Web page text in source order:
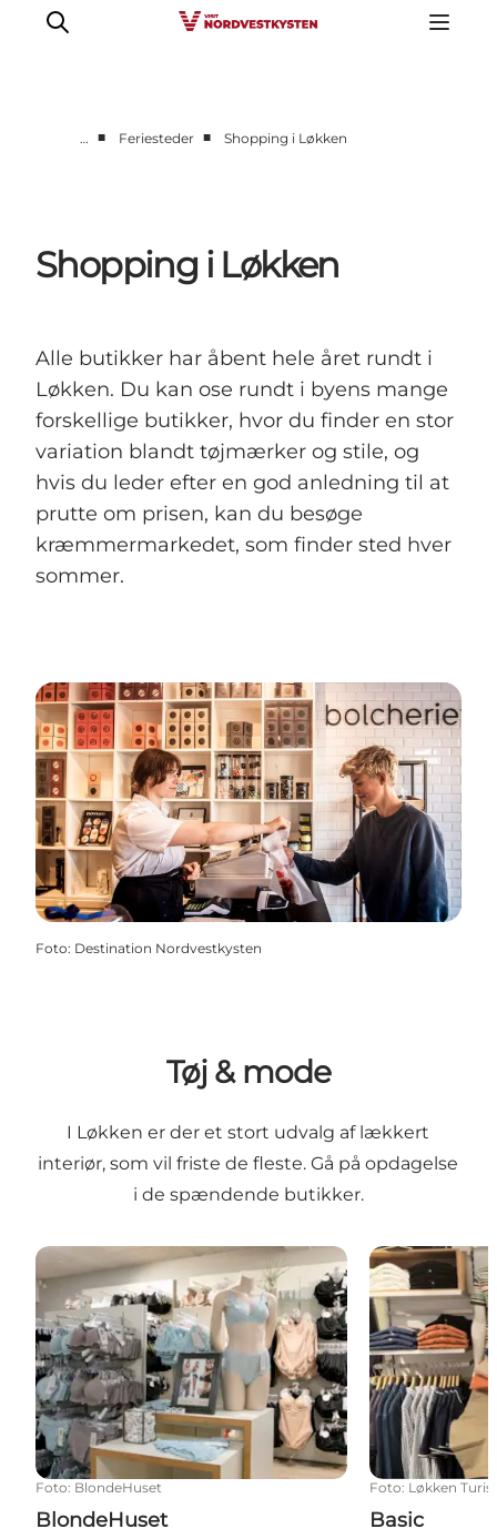
Handicapvenlig ferie
Events
Planlæg din ferie
… ■ Feriesteder ■ Shopping i Løkken
Shopping i Løkken
Alle butikker har åbent hele året rundt i
Løkken. Du kan ose rundt i byens mange
forskellige butikker, hvor du finder en stor
variation blandt tøjmærker og stile, og
hvis du leder efter en god anledning til at
prutte om prisen, kan du besøge
kræmmermarkedet, som finder sted hver
sommer.
Foto: Destination Nordvestkysten
Tøj & mode
I Løkken er der et stort udvalg af lækkert
interiør, som vil friste de fleste. Gå på opdagelse
i de spændende butikker.
BlondeHuset
Foto: BlondeHuset
BlondeHuset
Basic
Foto: Løkken
Basic